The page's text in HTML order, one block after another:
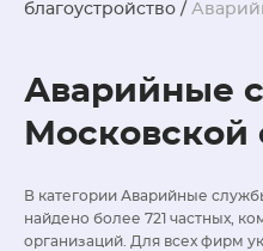
благоустройство /
Аварийные
Московской
В категории Аварийные
найдено более 721 частных,
организаций. Для всех фирм